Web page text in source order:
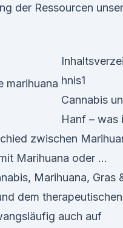
der Ressourcen
hnis1
Cannabis
Hanf – was
zwischen
Marihuana oder …
Marihuana, Gras
dem therapeutischen
auch auf